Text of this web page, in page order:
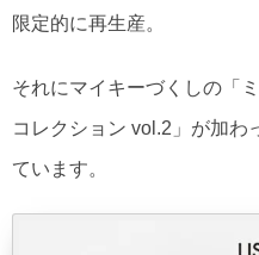
限定的に再生産。
それにマイキーづくしの「
コレクション vol.2」が加わ
ています。